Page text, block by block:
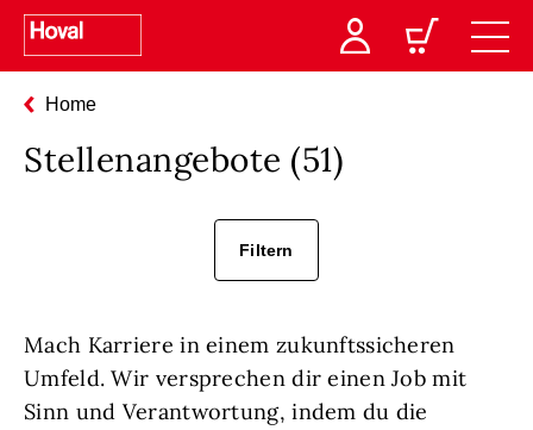
Home
Stellenangebote (51)
Filtern
Mach Karriere in einem zukunftssicheren
Umfeld. Wir versprechen dir einen Job mit
Sinn und Verantwortung, indem du die